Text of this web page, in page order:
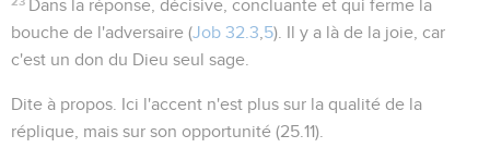
Dans la réponse , décisive, concluante et qui ferme la
bouche de l'adversaire (Job 32.3 5). Il y a là de la joie, car
c'est un don du Dieu seul sage.
Dite à propos . Ici l'accent n'est plus sur la qualité de la
réplique, mais sur son opportunité (25.11).